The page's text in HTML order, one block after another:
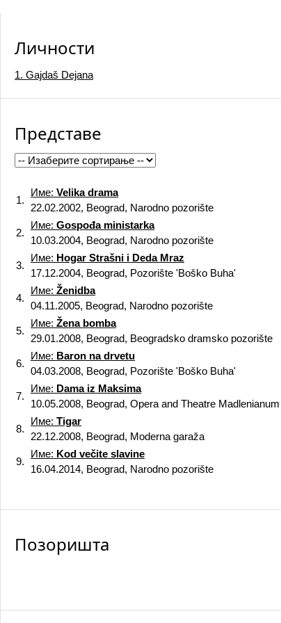
Личности
1. Gajdaš Dejana
Представе
1.
Име: Velika drama
22.02.2002, Beograd, Narodno pozorište
2.
Име: Gospođa ministarka
10.03.2004, Beograd, Narodno pozorište
3.
Име: Hogar Strašni i Deda Mraz
17.12.2004, Beograd, Pozorište 'Boško Buha'
4.
Име: Ženidba
04.11.2005, Beograd, Narodno pozorište
5.
Име: Žena bomba
29.01.2008, Beograd, Beogradsko dramsko pozorište
6.
Име: Baron na drvetu
04.03.2008, Beograd, Pozorište 'Boško Buha'
7.
Име: Dama iz Maksima
10.05.2008, Beograd, Opera and Theatre Madlenianum
8.
Име: Tigar
22.12.2008, Beograd, Moderna garaža
9.
Име: Kod večite slavine
16.04.2014, Beograd, Narodno pozorište
Позоришта